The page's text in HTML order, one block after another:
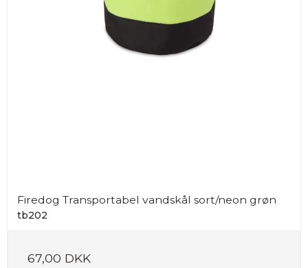
Firedog Transportabel vandskål sort/neon grøn
tb202
67,00 DKK